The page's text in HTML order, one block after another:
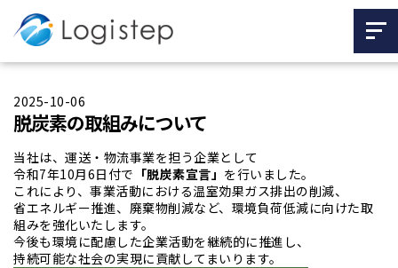
2025-10-06
脱炭素の取組みについて
当社は、運送・物流事業を担う企業として
令和7年10月6日付で 「脱炭素宣言」 を行いました。
これにより、事業活動における温室効果ガス排出の削減、
省エネルギー推進、廃棄物削減など、環境負荷低減に向けた取
組みを強化いたします。
今後も環境に配慮した企業活動を継続的に推進し、
持続可能な社会の実現に貢献してまいります。